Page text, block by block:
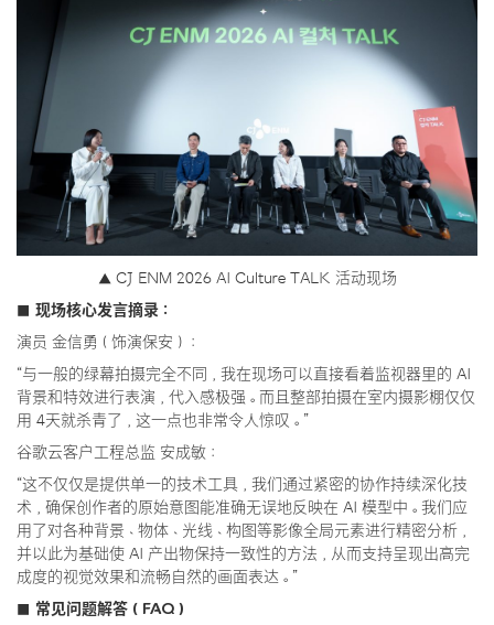
▲ CJ ENM 2026 AI Culture TALK 活动现场
■ 现场核心发言摘录：
演员 金信勇（饰演保安）：
“与一般的绿幕拍摄完全不同，我在现场可以直接看着监视器里的 AI
背景和特效进行表演，代入感极强。而且整部拍摄在室内摄影棚仅仅
用 4天就杀青了，这一点也非常令人惊叹。”
谷歌云客户工程总监 安成敏：
“这不仅仅是提供单一的技术工具，我们通过紧密的协作持续深化技
术，确保创作者的原始意图能准确无误地反映在 AI 模型中。我们应
用了对各种背景、物体、光线、构图等影像全局元素进行精密分析，
并以此为基础使 AI 产出物保持一致性的方法，从而支持呈现出高完
成度的视觉效果和流畅自然的画面表达。”
■ 常见问题解答（FAQ）